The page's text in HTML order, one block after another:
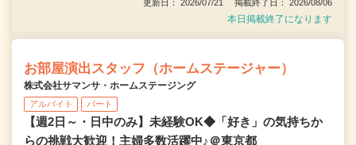
更新日： 2026/07/21 掲載終了日： 2026/08/06
本日掲載終了になります
お部屋演出スタッフ（ホームステージャー）
株式会社サマンサ・ホームステージング
アルバイト パート
【週2日～・日中のみ】未経験OK◆「好き」の気持ちか
らの挑戦大歓迎！主婦多数活躍中♪＠東京都